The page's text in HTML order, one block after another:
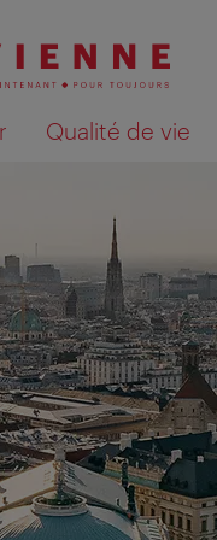
Qualité de vie